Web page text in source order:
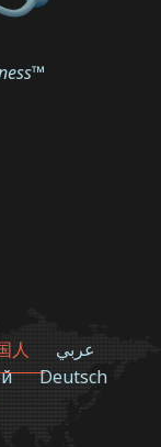
™
人
عربي
Deutsch